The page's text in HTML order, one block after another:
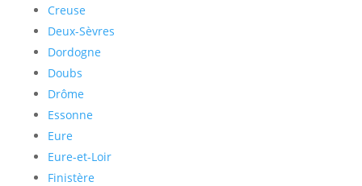
Creuse
Deux-Sèvres
Dordogne
Doubs
Drôme
Essonne
Eure
Eure-et-Loir
Finistère